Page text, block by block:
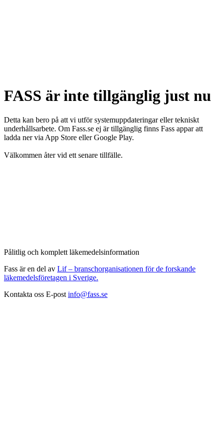
FASS är inte tillgänglig just nu
Detta kan bero på att vi utför systemuppdateringar eller tekniskt
underhållsarbete. Om Fass.se ej är tillgänglig finns Fass appar att
ladda ner via App Store eller Google Play.
Välkommen åter vid ett senare tillfälle.
Pålitlig och komplett läkemedelsinformation
Fass är en del av Lif – branschorganisationen för de forskande
läkemedelsföretagen i Sverige.
Kontakta oss E-post info@fass.se